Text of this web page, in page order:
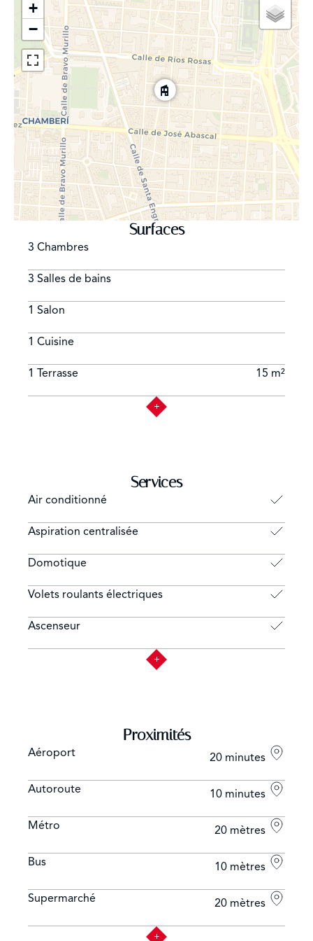
+
−
Surfaces
3 Chambres
3 Salles de bains
1 Salon
1 Cuisine
1 Terrasse 15 m²
Services
Air conditionné
Aspiration centralisée
Domotique
Volets roulants électriques
Ascenseur
Proximités
Aéroport 20 minutes
Autoroute 10 minutes
Métro 20 mètres
Bus 10 mètres
Supermarché 20 mètres